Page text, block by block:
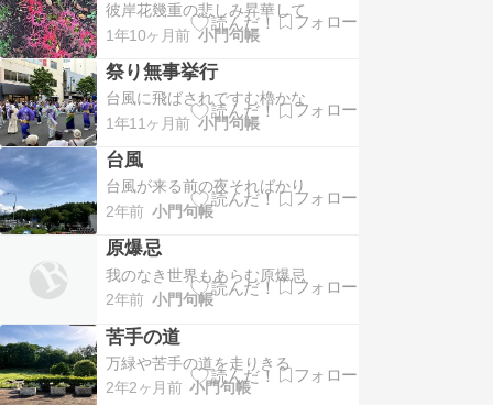
彼岸花幾重の悲しみ昇華して
1年10ヶ月前 小門句帳
祭り無事挙行
台風に飛ばされですむ櫓かな
1年11ヶ月前 小門句帳
台風
台風が来る前の夜そればかり
2年前 小門句帳
原爆忌
我のなき世界もあらむ原爆忌
2年前 小門句帳
苦手の道
万緑や苦手の道を走りきる
2年2ヶ月前 小門句帳